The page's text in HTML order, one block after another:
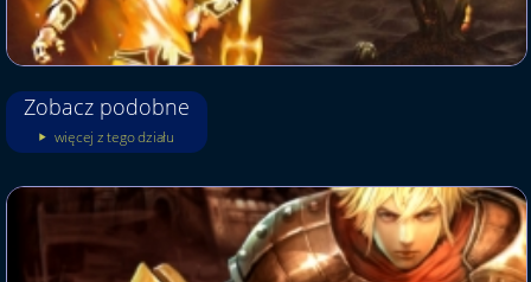
Zobacz podobne
więcej z tego działu